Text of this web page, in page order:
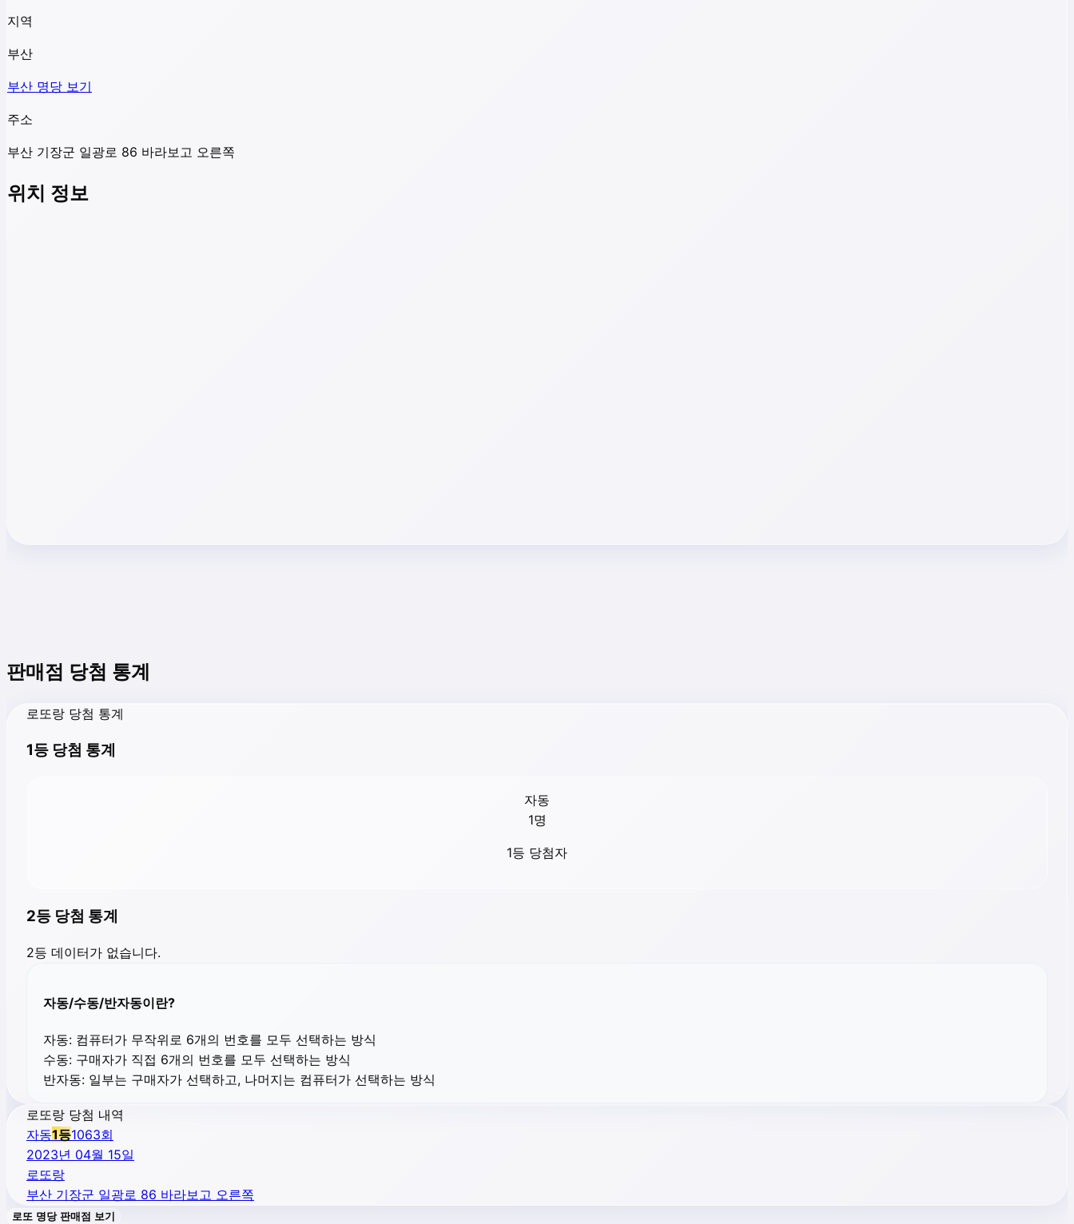
지역
부산
부산 명당 보기
주소
부산 기장군 일광로 86 바라보고 오른쪽
위치 정보
판매점 당첨 통계
로또랑 당첨 통계
1등 당첨 통계
자동
1명
1등 당첨자
2등 당첨 통계
2등 데이터가 없습니다.
자동/수동/반자동이란?
자동: 컴퓨터가 무작위로 6개의 번호를 모두 선택하는 방식
수동: 구매자가 직접 6개의 번호를 모두 선택하는 방식
반자동: 일부는 구매자가 선택하고, 나머지는 컴퓨터가 선택하는 방식
로또랑 당첨 내역
자동1등1063회
2023년 04월 15일
로또랑
부산 기장군 일광로 86 바라보고 오른쪽
로또 명당 판매점 보기